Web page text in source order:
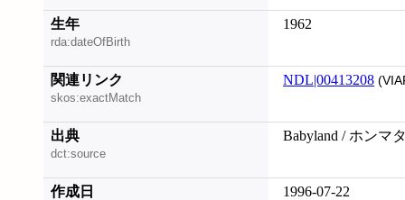
生年
rda:dateOfBirth
1962
関連リンク
skos:exactMatch
NDL|00413208
出典
dct:source
Babyland / ホンマ
作成日 1996-07-22